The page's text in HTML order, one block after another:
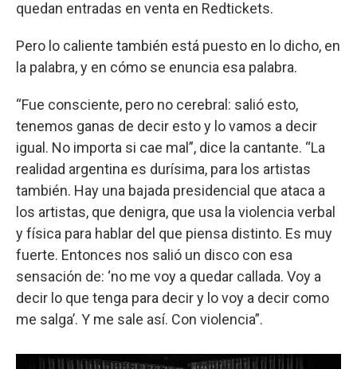
quedan entradas en venta en Redtickets.
Pero lo caliente también está puesto en lo dicho, en
la palabra, y en cómo se enuncia esa palabra.
“Fue consciente, pero no cerebral: salió esto,
tenemos ganas de decir esto y lo vamos a decir
igual. No importa si cae mal”, dice la cantante. “La
realidad argentina es durísima, para los artistas
también. Hay una bajada presidencial que ataca a
los artistas, que denigra, que usa la violencia verbal
y física para hablar del que piensa distinto. Es muy
fuerte. Entonces nos salió un disco con esa
sensación de: ‘no me voy a quedar callada. Voy a
decir lo que tenga para decir y lo voy a decir como
me salga’. Y me sale así. Con violencia”.